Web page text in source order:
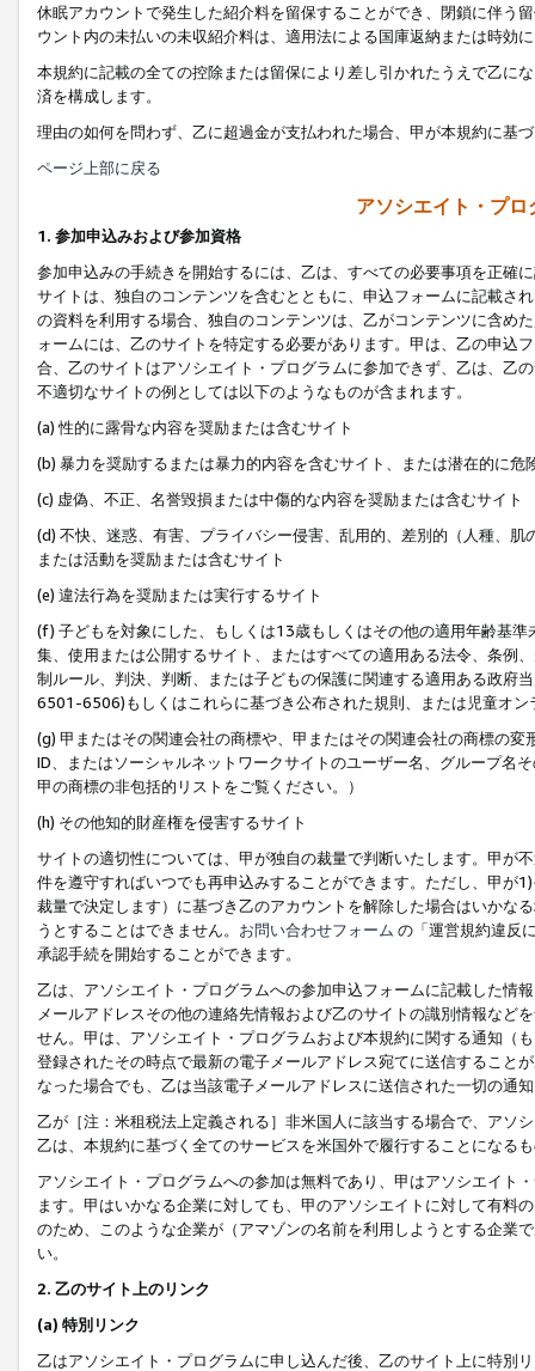
休眠アカウントで発生した紹介料を留保することができ、閉鎖に伴う
ウント内の未払いの未収紹介料は、適用法による国庫返納または時効
本規約に記載の全ての控除または留保により差し引かれたうえで乙に
済を構成します。
理由の如何を問わず、乙に超過金が支払われた場合、甲が本規約に基
ページ上部に戻る
アソシエイト・プ
1. 参加申込みおよび参加資格
参加申込みの手続きを開始するには、乙は、すべての必要事項を正確
サイトは、独自のコンテンツを含むとともに、申込フォームに記載さ
の資料を利用する場合、独自のコンテンツは、乙がコンテンツに含め
ォームには、乙のサイトを特定する必要があります。甲は、乙の申込
合、乙のサイトはアソシエイト・プログラムに参加できず、乙は、乙
不適切なサイトの例としては以下のようなものが含まれます。
(a) 性的に露骨な内容を奨励または含むサイト
(b) 暴力を奨励するまたは暴力的内容を含むサイト、または潜在的に
(c) 虚偽、不正、名誉毀損または中傷的な内容を奨励または含むサイト
(d) 不快、迷惑、有害、プライバシー侵害、乱用的、差別的（人種、
または活動を奨励または含むサイト
(e) 違法行為を奨励または実行するサイト
(f) 子どもを対象にした、もしくは13歳もしくはその他の適用年齢基
集、使用または公開するサイト、またはすべての適用ある法令、条例
制ルール、判決、判断、または子どもの保護に関連する適用ある政府
6501-6506)もしくはこれらに基づき公布された規則、または児童オン
(g) 甲またはその関連会社の商標や、甲またはその関連会社の商標の
ID、またはソーシャルネットワークサイトのユーザー名、グループ名
甲の商標の非包括的リストをご覧ください。）
(h) その他知的財産権を侵害するサイト
サイトの適切性については、甲が独自の裁量で判断いたします。甲が
件を遵守すればいつでも再申込みすることができます。ただし、甲が
裁量で決定します）に基づき乙のアカウントを解除した場合はいかな
うとすることはできません。 お問い合わせフォーム の「運営規約違反
承認手続を開始することができます。
乙は、アソシエイト・プログラムへの参加申込フォームに記載した情
メールアドレスその他の連絡先情報および乙のサイトの識別情報など
せん。甲は、アソシエイト・プログラムおよび本規約に関する通知（
登録されたその時点で最新の電子メールアドレス宛てに送信すること
なった場合でも、乙は当該電子メールアドレスに送信された一切の通
乙が［注：米租税法上定義される］非米国人に該当する場合で、アソ
乙は、本規約に基づく全てのサービスを米国外で履行することになる
アソシエイト・プログラムへの参加は無料であり、甲はアソシエイト
ます。甲はいかなる企業に対しても、甲のアソシエイトに対して有料
のため、このような企業が（アマゾンの名前を利用しようとする企業
い。
2. 乙のサイト上のリンク
(a) 特別リンク
乙はアソシエイト・プログラムに申し込んだ後、乙のサイト上に特別